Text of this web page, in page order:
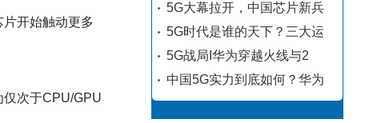
开始触动更多
次于CPU/GPU
5G大幕拉开，中国芯片新兵
5G时代是谁的天下？三大运
5G战局I华为穿越火线与2
中国5G实力到底如何？华为